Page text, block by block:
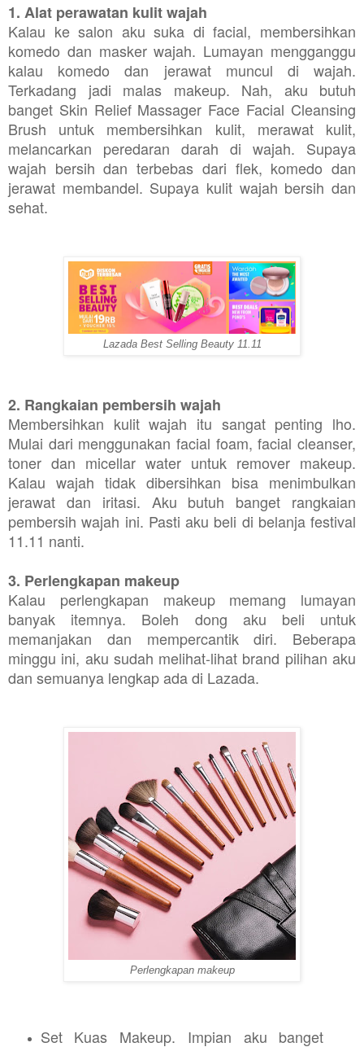
1. Alat perawatan kulit wajah
Kalau ke salon aku suka di facial, membersihkan
komedo dan masker wajah. Lumayan mengganggu
kalau komedo dan jerawat muncul di wajah.
Terkadang jadi malas makeup. Nah, aku butuh
banget Skin Relief Massager Face Facial Cleansing
Brush untuk membersihkan kulit, merawat kulit,
melancarkan peredaran darah di wajah. Supaya
wajah bersih dan terbebas dari flek, komedo dan
jerawat membandel. Supaya kulit wajah bersih dan
sehat.
Lazada Best Selling Beauty 11.11
2. Rangkaian pembersih wajah
Membersihkan kulit wajah itu sangat penting lho.
Mulai dari menggunakan facial foam, facial cleanser,
toner dan micellar water untuk remover makeup.
Kalau wajah tidak dibersihkan bisa menimbulkan
jerawat dan iritasi. Aku butuh banget rangkaian
pembersih wajah ini. Pasti aku beli di belanja festival
11.11 nanti.
3. Perlengkapan makeup
Kalau perlengkapan makeup memang lumayan
banyak itemnya. Boleh dong aku beli untuk
memanjakan dan mempercantik diri. Beberapa
minggu ini, aku sudah melihat-lihat brand pilihan aku
dan semuanya lengkap ada di Lazada.
Perlengkapan makeup
Set Kuas Makeup. Impian aku banget